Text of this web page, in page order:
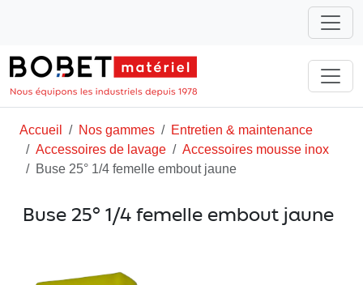
Accueil Nos gammes
Entretien & maintenance
Accessoires de lavage
Accessoires mousse inox
Buse 25° 1/4 femelle embout jaune
Buse 25° 1/4 femelle embout jaune